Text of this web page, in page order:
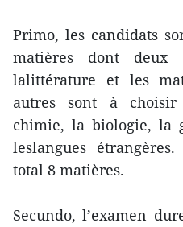
Primo, les candidats
matières dont deux
lalittérature et les
autres sont à
chimie, la biologie, la
leslangues
total 8 matières.
Secundo, l’examen